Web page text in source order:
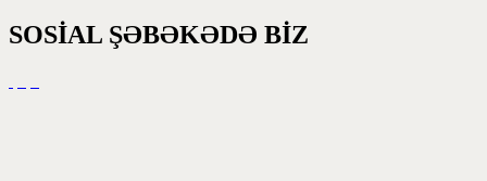
SOSİAL ŞƏBƏKƏDƏ BİZ